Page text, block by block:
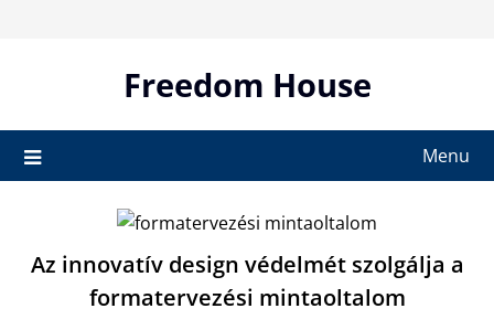
Freedom House
Menu
Az innovatív design védelmét szolgálja a
formatervezési mintaoltalom